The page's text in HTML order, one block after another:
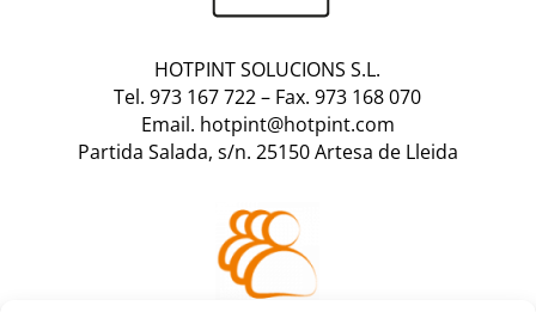
HOTPINT SOLUCIONS S.L.
Tel. 973 167 722– Fax. 973 168 070
Email. hotpint@hotpint.com
Partida Salada, s/n. 25150 Artesa de Lleida